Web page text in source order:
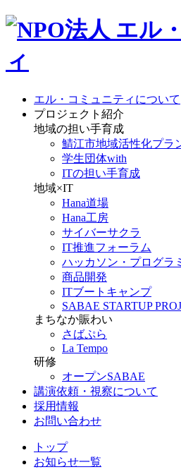
エル・コミュニティについて
プロジェクト紹介
地域の担い手育成
鯖江市地域活性化プラ
学生団体with
ITの担い手育成
地域×IT
Hana道場
Hana工房
サイバーサクラ
IT推進フォーラム
ハッカソン・プログラ
商品開発
ITブートキャンプ
SABAE STARTUP
まちなか賑わい
さばぷら
La Tempo
研修
オープンSABAE
講演依頼・視察について
採用情報
お問い合わせ
トップ
お知らせ一覧